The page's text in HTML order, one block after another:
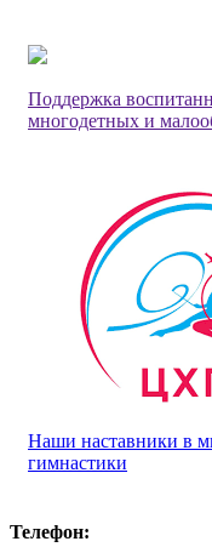
Поддержка
многодетных и
Наши наставники в
гимнастики
Телефон: